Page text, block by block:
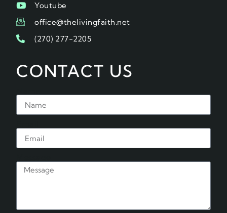
Youtube
office@thelivingfaith.net
(270) 277-2205
CONTACT US